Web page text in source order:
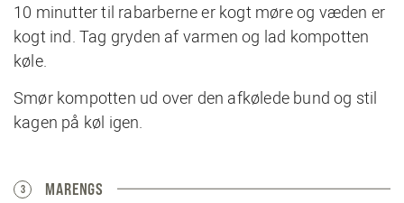
10 minutter til rabarberne er kogt møre og væden er
kogt ind. Tag gryden af varmen og lad kompotten
køle.
Smør kompotten ud over den afkølede bund og stil
kagen på køl igen.
3 MARENGS